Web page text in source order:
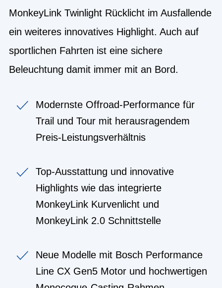
MonkeyLink Twinlight Rücklicht im Ausfallende
ein weiteres innovatives Highlight. Auch auf
sportlichen Fahrten ist eine sichere
Beleuchtung damit immer mit an Bord.
Modernste Offroad-Performance für
Trail und Tour mit herausragendem
Preis-Leistungsverhältnis
Top-Ausstattung und innovative
Highlights wie das integrierte
MonkeyLink Kurvenlicht und
MonkeyLink 2.0 Schnittstelle
Neue Modelle mit Bosch Performance
Line CX Gen5 Motor und hochwertigen